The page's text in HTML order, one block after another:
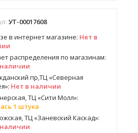
УТ-00017608
в интернет магазине: Нет в
распределения по магазинам:
пр,ТЦ «Северная
Нет в наличии
ТЦ «Сити Молл»:
1 штука
ТЦ «Заневский Каскад»: